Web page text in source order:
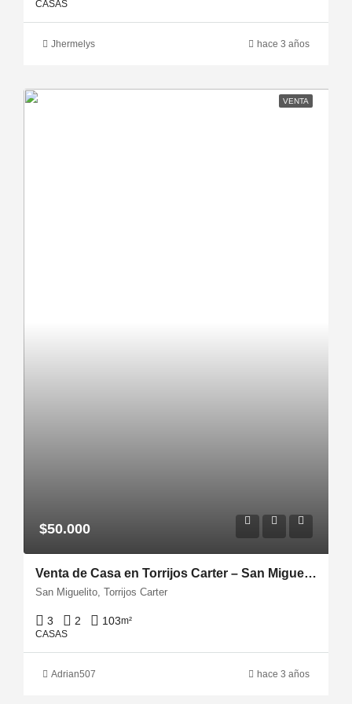
CASAS
Jhermelys hace 3 años
VENTA
$50.000
Venta de Casa en Torrijos Carter – San Miguelito
San Miguelito, Torrijos Carter
3 2 103m²
CASAS
Adrian507 hace 3 años